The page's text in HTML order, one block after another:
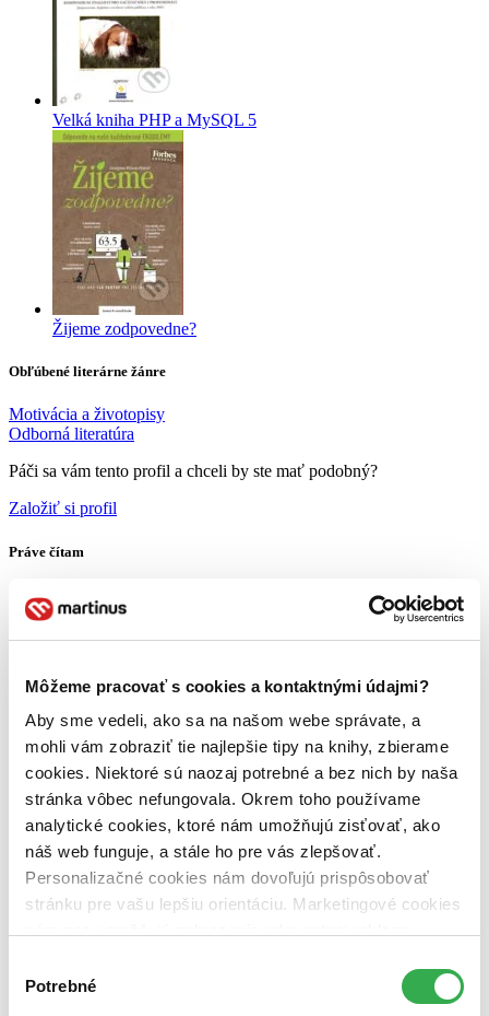
Môžeme pracovať s cookies a kontaktnými údajmi?
Aby sme vedeli, ako sa na našom webe správate, a
mohli vám zobraziť tie najlepšie tipy na knihy, zbierame
cookies. Niektoré sú naozaj potrebné a bez nich by naša
stránka vôbec nefungovala. Okrem toho používame
analytické cookies, ktoré nám umožňujú zisťovať, ako
náš web funguje, a stále ho pre vás zlepšovať.
Personalizačné cookies nám dovoľujú prispôsobovať
stránku pre vašu lepšiu orientáciu. Marketingové cookies
nám pomohlo, keby sme mohli používať všetky tieto
súhlasu
Potrebné
Velká kniha PHP a MySQL 5
Žijeme zodpovedne?
Obľúbené literárne žánre
Motivácia a životopisy
Odborná literatúra
Páči sa vám tento profil a chceli by ste mať podobný?
Založiť si profil
Práve čítam
99: Hokejové príbehy
Algoritmy v C